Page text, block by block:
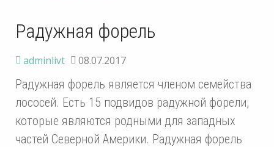
Радужная форель
adminlivt 08.07.2017
Радужная форель является членом семейства
лососей. Есть 15 подвидов радужной форели,
которые являются родными для западных
частей Северной Америки. Радужная форель